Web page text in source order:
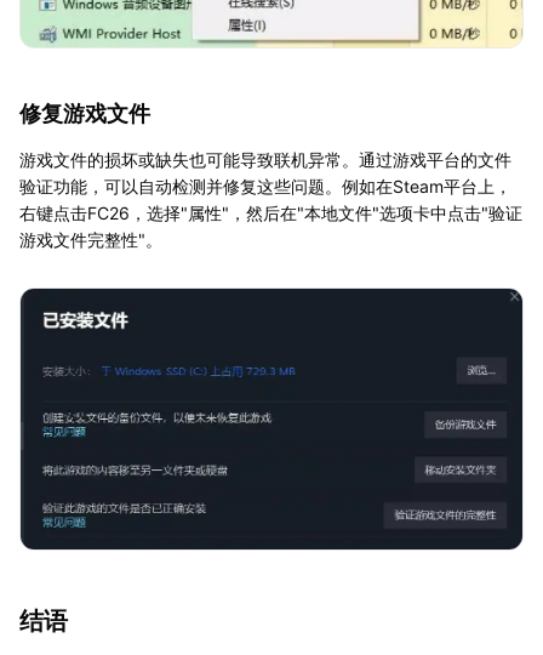
修复游戏文件
游戏文件的损坏或缺失也可能导致联机异常。通过游戏平台的文件
验证功能，可以自动检测并修复这些问题。例如在Steam平台上，
右键点击FC26，选择"属性"，然后在"本地文件"选项卡中点击"验证
游戏文件完整性"。
结语